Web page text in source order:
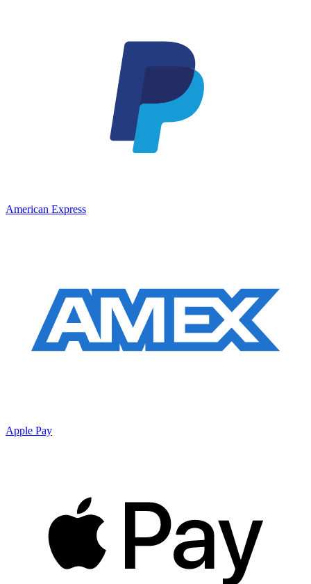
American Express
Apple Pay